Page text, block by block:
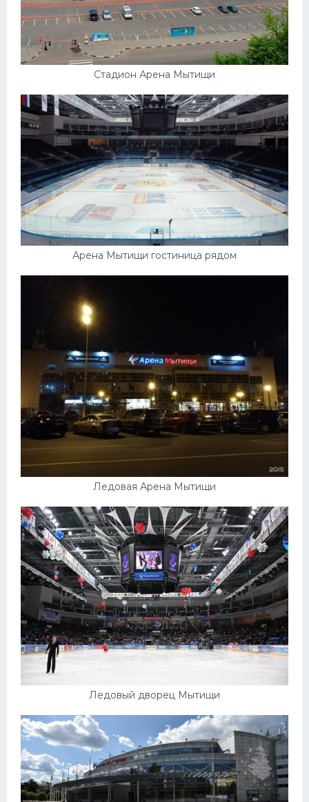
Стадион Арена Мытищи
Арена Мытищи гостиница рядом
Ледовая Арена Мытищи
Ледовый дворец Мытищи